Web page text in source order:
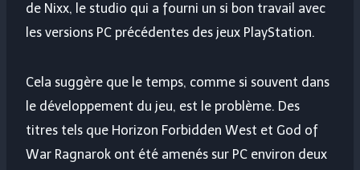
de Nixx, le studio qui a fourni un si bon travail avec
les versions PC précédentes des jeux PlayStation.
Cela suggère que le temps, comme si souvent dans
le développement du jeu, est le problème. Des
titres tels que Horizon Forbidden West et God of
War Ragnarok ont ​​été amenés sur PC environ deux